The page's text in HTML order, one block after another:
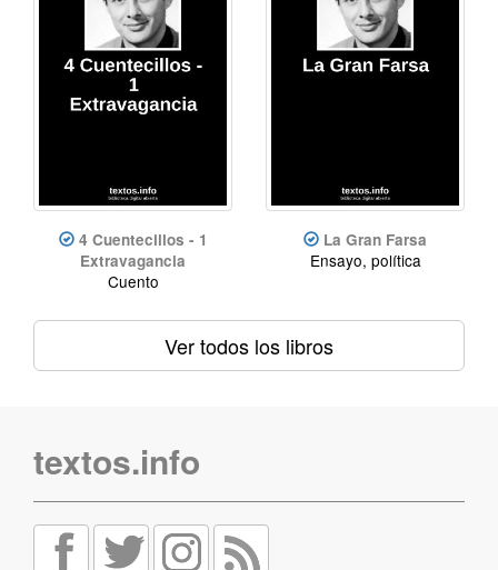
4 Cuentecillos - 1
Extravagancia
Cuento
La Gran Farsa
Ensayo, política
Ver todos los libros
textos.info